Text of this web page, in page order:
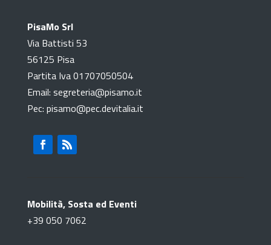
PisaMo Srl
Via Battisti 53
56125 Pisa
Partita Iva 01707050504
Email: segreteria@pisamo.it
Pec: pisamo@pec.devitalia.it
Mobilità, Sosta ed Eventi
+39 050 7062